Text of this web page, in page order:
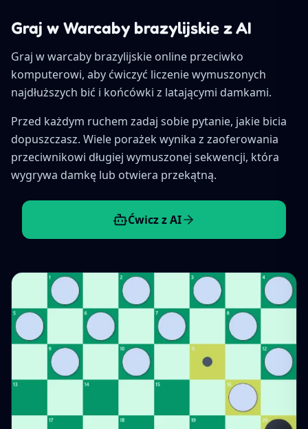
Graj w Warcaby brazylijskie z AI
Graj w warcaby brazylijskie online przeciwko
komputerowi, aby ćwiczyć liczenie wymuszonych
najdłuższych bić i końcówki z latającymi damkami.
Przed każdym ruchem zadaj sobie pytanie, jakie bicia
dopuszczasz. Wiele porażek wynika z zaoferowania
przeciwnikowi długiej wymuszonej sekwencji, która
wygrywa damkę lub otwiera przekątną.
Ćwicz z AI